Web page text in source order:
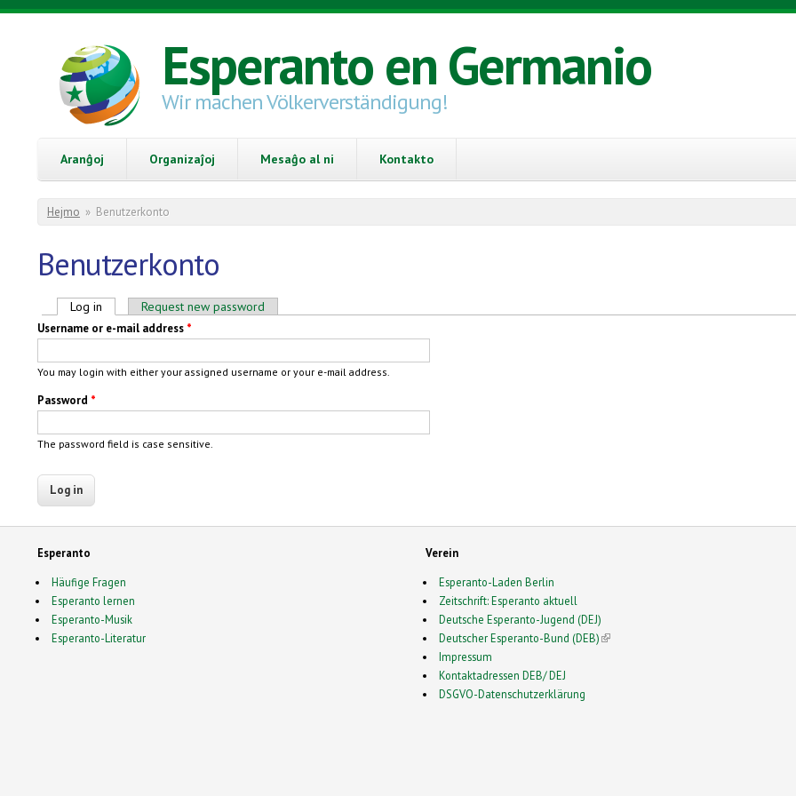
Skip to main content
Esperanto en Germanio
Wir machen Völkerverständigung!
Aranĝoj Organizaĵoj Mesaĝo al ni Kontakto
You are here
Hejmo » Benutzerkonto
Benutzerkonto
Primary tabs
Log in (active tab)Request new password
Username or e-mail address *
You may login with either your assigned username or your e-mail address.
Password *
The password field is case sensitive.
Esperanto
Häufige Fragen
Esperanto lernen
Esperanto-Musik
Esperanto-Literatur
Verein
Esperanto-Laden Berlin
Zeitschrift: Esperanto aktuell
Deutsche Esperanto-Jugend (DEJ)
Deutscher Esperanto-Bund (DEB)(link is external)
Impressum
Kontaktadressen DEB/ DEJ
DSGVO-Datenschutzerklärung